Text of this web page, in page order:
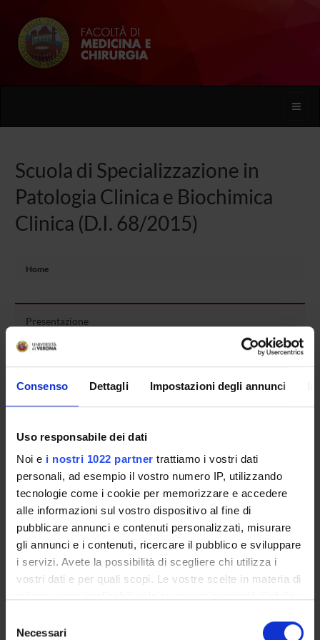
Consenso Dettagli Impostazioni degli annunci
Uso responsabile dei dati
Noi e i nostri 1022 partner trattiamo i vostri dati
personali, ad esempio il vostro numero IP, utilizzando
tecnologie come i cookie per memorizzare e accedere
alle informazioni sul vostro dispositivo al fine di
pubblicare annunci e contenuti personalizzati, misurare
gli annunci e i contenuti, ricercare il pubblico e sviluppare
i servizi. Avete la possibilità di scegliere chi utilizza i
vostri dati e per quali scopi. Le vostre scelte in materia di
modificare o revocare il proprio consenso in qualsiasi
delNecessari
Toggle
Scuola di Specializzazione in
Patologia Clinica e Biochimica
Clinica (D.I. 68/2015)
Home
Presentazione
Come iscriversi e Requisiti di ammissione
Rete formativa
Servizio Studenti Internazionali
SEMESTRE FILTRO